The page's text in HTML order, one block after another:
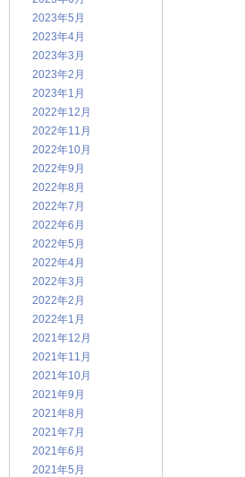
2023年5月
2023年4月
2023年3月
2023年2月
2023年1月
2022年12月
2022年11月
2022年10月
2022年9月
2022年8月
2022年7月
2022年6月
2022年5月
2022年4月
2022年3月
2022年2月
2022年1月
2021年12月
2021年11月
2021年10月
2021年9月
2021年8月
2021年7月
2021年6月
2021年5月